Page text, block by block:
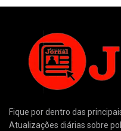
Fique por dentro das
Atualizações diárias sobre